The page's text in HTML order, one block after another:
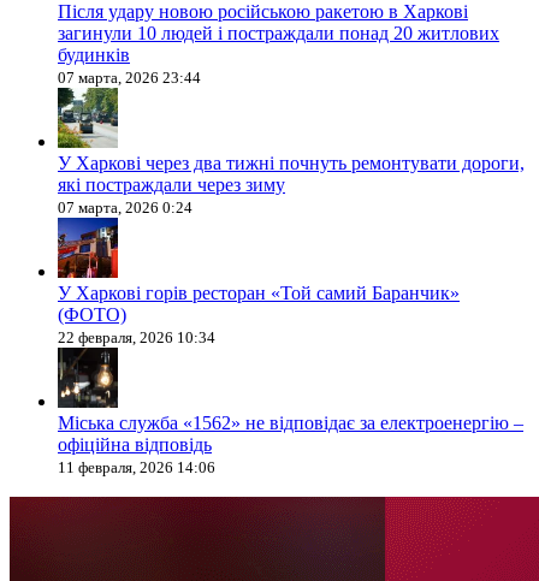
Після удару новою російською ракетою в Харкові
загинули 10 людей і постраждали понад 20 житлових
будинків
07 марта, 2026 23:44
У Харкові через два тижні почнуть ремонтувати дороги,
які постраждали через зиму
07 марта, 2026 0:24
У Харкові горів ресторан «Той самий Баранчик»
(ФОТО)
22 февраля, 2026 10:34
Міська служба «1562» не відповідає за електроенергію –
офіційна відповідь
11 февраля, 2026 14:06